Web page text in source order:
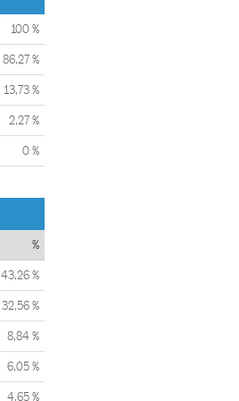
100 %
86,27 %
13,73 %
2,27 %
0 %
%
43,26 %
32,56 %
8,84 %
6,05 %
4,65 %